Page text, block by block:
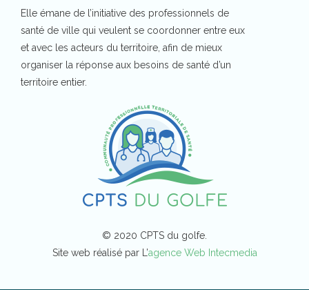
Elle émane de l’initiative des professionnels de
santé de ville qui veulent se coordonner entre eux
et avec les acteurs du territoire, afin de mieux
organiser la réponse aux besoins de santé d’un
territoire entier.
© 2020 CPTS du golfe.
Site web réalisé par L’agence Web Intecmedia